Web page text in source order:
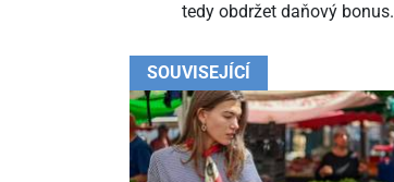
tedy obdržet daňový bonus.
SOUVISEJÍCÍ